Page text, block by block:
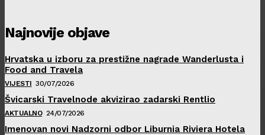
Najnovije objave
Hrvatska u izboru za prestižne nagrade Wanderlusta i
Food and Travela
VIJESTI 30/07/2026
Švicarski Travelnode akvizirao zadarski Rentlio
AKTUALNO 24/07/2026
Imenovan novi Nadzorni odbor Liburnia Riviera Hotela